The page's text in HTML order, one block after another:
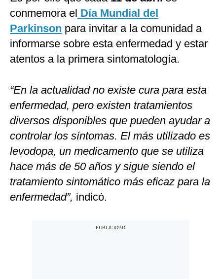
conmemora el Día Mundial del
Parkinson para invitar a la comunidad a
informarse sobre esta enfermedad y estar
atentos a la primera sintomatología.
“En la actualidad no existe cura para esta
enfermedad, pero existen tratamientos
diversos disponibles que pueden ayudar a
controlar los síntomas. El más utilizado es
levodopa, un medicamento que se utiliza
hace más de 50 años y sigue siendo el
tratamiento sintomático más eficaz para la
enfermedad”, indicó.